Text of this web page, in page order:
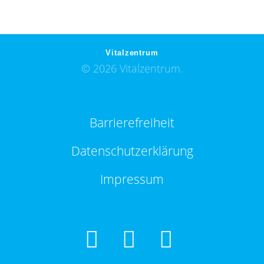
Vitalzentrum
© 2026 Vitalzentrum.
Barrierefreiheit
Datenschutzerklärung
Impressum